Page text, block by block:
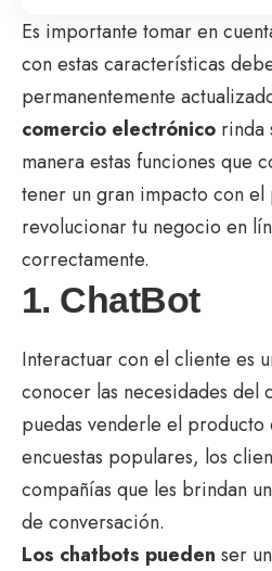
Es importante tomar en
con estas características
permanentemente
comercio electrónico rinda
manera estas funciones que
tener un gran impacto con
revolucionar tu negocio en
correctamente.
1. ChatBot
Interactuar con el cliente es
conocer las necesidades del
puedas venderle el
encuestas populares, los
compañías que les brindan
de conversación.
Los chatbots pueden ser